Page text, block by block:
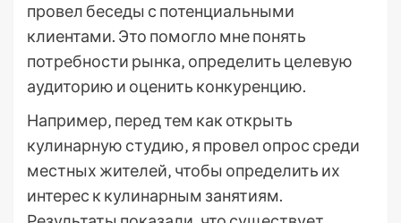
провел беседы с потенциальными
клиентами. Это помогло мне понять
потребности рынка‚ определить целевую
аудиторию и оценить конкуренцию.
Например‚ перед тем как открыть
кулинарную студию‚ я провел опрос среди
местных жителей‚ чтобы определить их
интерес к кулинарным занятиям.